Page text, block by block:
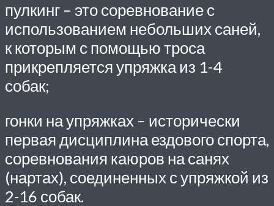
пулкинг – это соревнование с
использованием небольших саней,
к которым с помощью троса
прикрепляется упряжка из 1-4
собак;
гонки на упряжках – исторически
первая дисциплина ездового спорта,
соревнования каюров на санях
(нартах), соединенных с упряжкой из
2-16 собак.